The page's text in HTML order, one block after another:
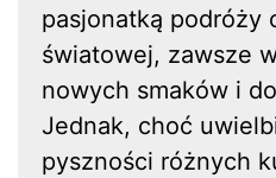
pasjonatką podróży
światowej, zawsze
nowych smaków i
Jednak, choć
pyszności różnych